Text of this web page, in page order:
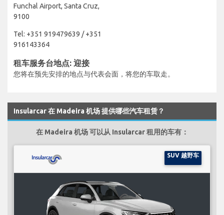
Funchal Airport, Santa Cruz,
9100
Tel: +351 919479639 / +351
916143364
租车服务台地点: 迎接
您将在预先安排的地点与代表会面，将您的车取走。
Insularcar 在 Madeira 机场 提供哪些汽车租赁？
在 Madeira 机场 可以从 Insularcar 租用的车有：
SUV 越野车